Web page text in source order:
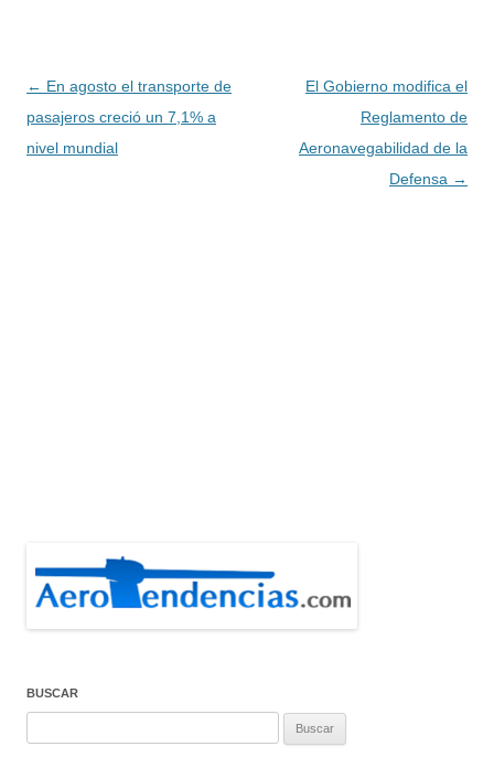
Navegación
de
entradas
← En agosto el transporte de
pasajeros creció un 7,1% a
nivel mundial
El Gobierno modifica el
Reglamento de
Aeronavegabilidad de la
Defensa →
BUSCAR